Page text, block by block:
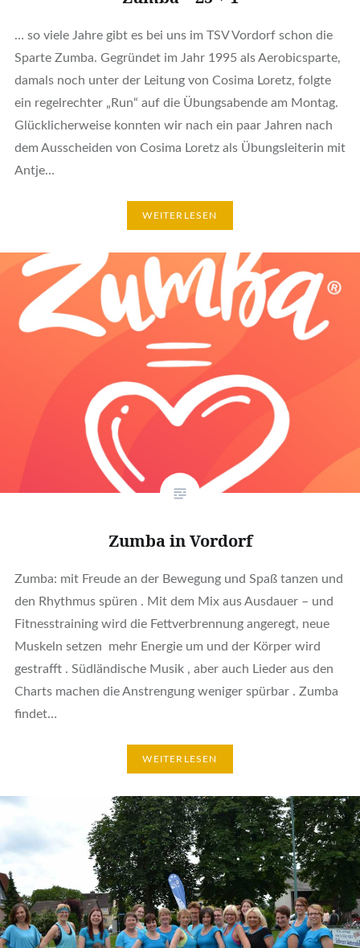
… so viele Jahre gibt es bei uns im TSV Vordorf schon die
Sparte Zumba. Gegründet im Jahr 1995 als Aerobicsparte,
damals noch unter der Leitung von Cosima Loretz, folgte
ein regelrechter „Run“ auf die Übungsabende am Montag.
Glücklicherweise konnten wir nach ein paar Jahren nach
dem Ausscheiden von Cosima Loretz als Übungsleiterin mit
Antje…
WEITERLESEN
Zumba in Vordorf
Zumba: mit Freude an der Bewegung und Spaß tanzen und
den Rhythmus spüren . Mit dem Mix aus Ausdauer – und
Fitnesstraining wird die Fettverbrennung angeregt, neue
Muskeln setzen mehr Energie um und der Körper wird
gestrafft . Südländische Musik , aber auch Lieder aus den
Charts machen die Anstrengung weniger spürbar . Zumba
findet…
WEITERLESEN